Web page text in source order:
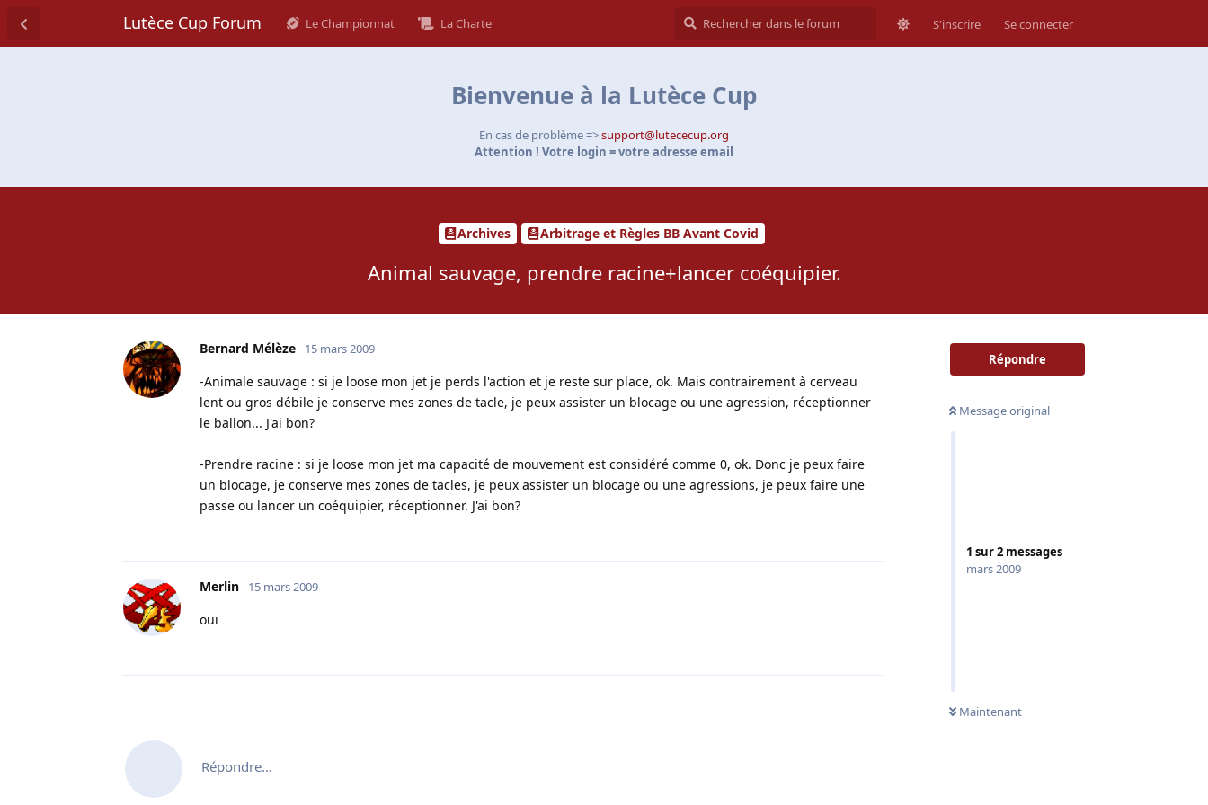
Lutèce Cup Forum Le Championnat La Charte S'inscrire Se connecter
Bienvenue à la Lutèce Cup
En cas de problème =>support@lutececup.org
Attention ! Votre login = votre adresse email
Archives Arbitrage et Règles BB Avant Covid
Animal sauvage, prendre racine+lancer coéquipier.
Répondre
Message original
1 sur2 messages
mars 2009
Maintenant
Bernard Mélèze 15 mars 2009
-Animale sauvage : si je loose mon jet je perds l'action et je reste sur place, ok. Mais contrairement à cerveau
lent ou gros débile je conserve mes zones de tacle, je peux assister un blocage ou une agression, réceptionner
le ballon... J'ai bon?
-Prendre racine : si je loose mon jet ma capacité de mouvement est considéré comme 0, ok. Donc je peux faire
un blocage, je conserve mes zones de tacles, je peux assister un blocage ou une agressions, je peux faire une
passe ou lancer un coéquipier, réceptionner. J'ai bon?
Merlin 15 mars 2009
oui
Répondre…